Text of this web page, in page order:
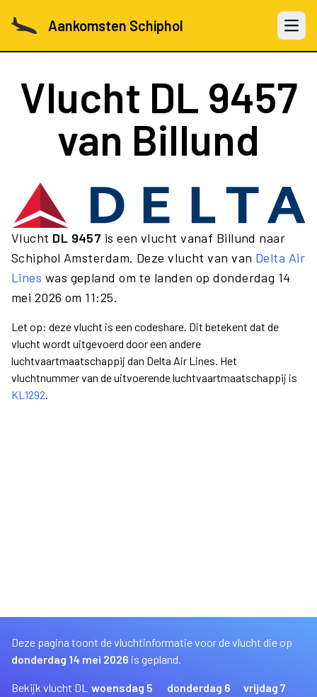
Aankomsten Schiphol Open
Vlucht DL 9457
van Billund
Vlucht DL 9457 is een vlucht vanaf Billund naar
Schiphol Amsterdam. Deze vlucht van van Delta Air
Lines was gepland om te landen op donderdag 14
mei 2026 om 11:25.
Let op: deze vlucht is een codeshare. Dit betekent dat de
vlucht wordt uitgevoerd door een andere
luchtvaartmaatschappij dan Delta Air Lines. Het
vluchtnummer van de uitvoerende luchtvaartmaatschappij is
KL1292.
Deze pagina toont de vluchtinformatie voor de vlucht die op
donderdag 14 mei 2026 is gepland.
Bekijk vlucht DL
woensdag 5
donderdag 6
vrijdag 7